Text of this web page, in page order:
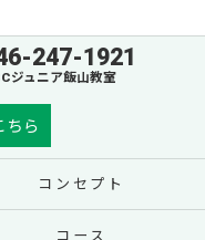
247-1921
ジュニア飯山教室
ちら
コンセプト
コース